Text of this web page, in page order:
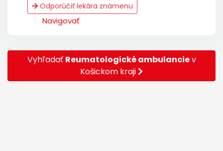
Odporúčiť lekára známenu
Navigovať
Vyhľadať Reumatologické ambulanciev
Košickom kraji